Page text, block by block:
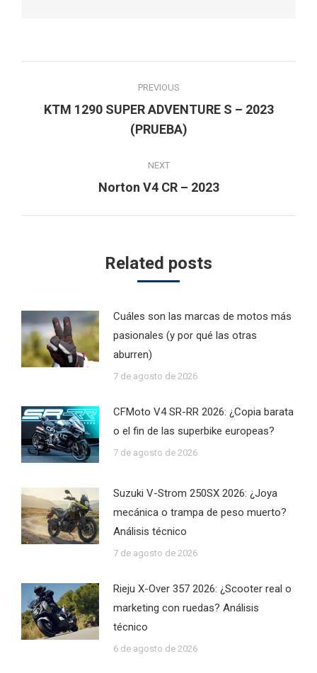
navigation
PREVIOUS
Previous
post:
KTM 1290 SUPER ADVENTURE S – 2023
(PRUEBA)
NEXT
Next
Norton V4 CR – 2023
Related posts
Cuáles son las marcas de motos más
pasionales (y por qué las otras
aburren)
7 de agosto de 2026
CFMoto V4 SR-RR 2026: ¿Copia barata
o el fin de las superbike europeas?
7 de agosto de 2026
Suzuki V-Strom 250SX 2026: ¿Joya
mecánica o trampa de peso muerto?
Análisis técnico
7 de agosto de 2026
Rieju X-Over 357 2026: ¿Scooter real o
marketing con ruedas? Análisis
técnico
6 de agosto de 2026